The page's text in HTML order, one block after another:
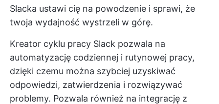
Slacka ustawi cię na powodzenie i sprawi, że
twoja wydajność wystrzeli w górę.
Kreator cyklu pracy Slack pozwala na
automatyzację codziennej i rutynowej pracy,
dzięki czemu można szybciej uzyskiwać
odpowiedzi, zatwierdzenia i rozwiązywać
problemy. Pozwala również na integrację z